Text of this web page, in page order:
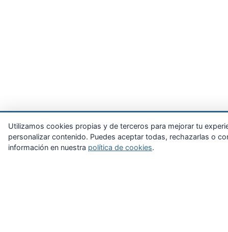
Utilizamos cookies propias y de terceros para mejorar tu
personalizar contenido. Puedes aceptar todas, rechazarlas o
información en nuestra política de cookies.